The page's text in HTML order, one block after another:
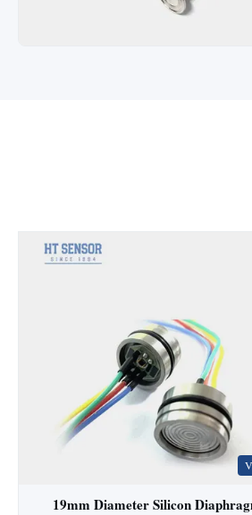
19mm Diameter Silicon